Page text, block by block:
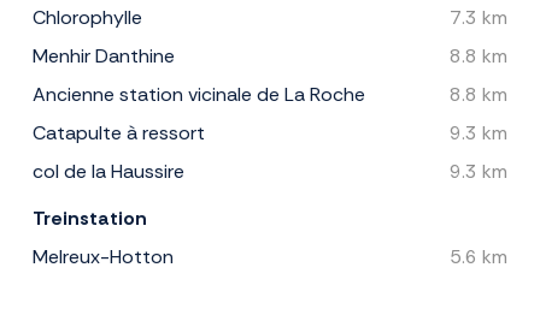
Chlorophylle
7.3 km
Menhir Danthine
8.8 km
Ancienne station vicinale de La Roche
8.8 km
Catapulte à ressort
9.3 km
col de la Haussire
9.3 km
Treinstation
Melreux-Hotton
5.6 km